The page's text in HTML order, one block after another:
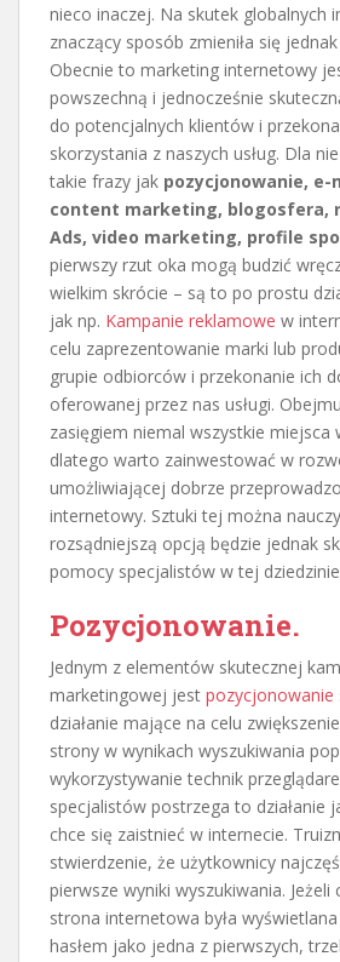
nieco inaczej. Na skutek globalnych
znaczący sposób zmieniła się
Obecnie to marketing internetowy
powszechną i jednocześnie
do potencjalnych klientów i
skorzystania z naszych usług. Dla
takie frazy jak pozycjonowanie,
content marketing, blogosfera,
Ads, video marketing, profile
pierwszy rzut oka mogą budzić
wielkim skrócie – są to po prostu
jak np. Kampanie reklamowe w
celu zaprezentowanie marki lub
grupie odbiorców i przekonanie ich
oferowanej przez nas usługi.
zasięgiem niemal wszystkie miejsca
dlatego warto zainwestować w
umożliwiającej dobrze
internetowy. Sztuki tej można
rozsądniejszą opcją będzie jednak
pomocy specjalistów w tej
Pozycjonowanie.
Jednym z elementów skutecznej
marketingowej jest pozycjonowanie
działanie mające na celu
strony w wynikach wyszukiwania
wykorzystywanie technik
specjalistów postrzega to działanie
chce się zaistnieć w internecie.
stwierdzenie, że użytkownicy
pierwsze wyniki wyszukiwania. Jeżeli
strona internetowa była
hasłem jako jedna z pierwszych,